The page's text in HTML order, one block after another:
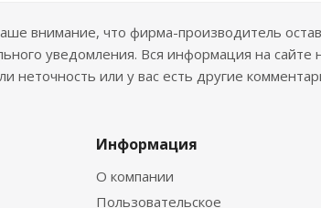
внимание, что фирма-производитель
уведомления. Вся информация на сайте
неточность или у вас есть другие
Информация
О компании
Пользовательское